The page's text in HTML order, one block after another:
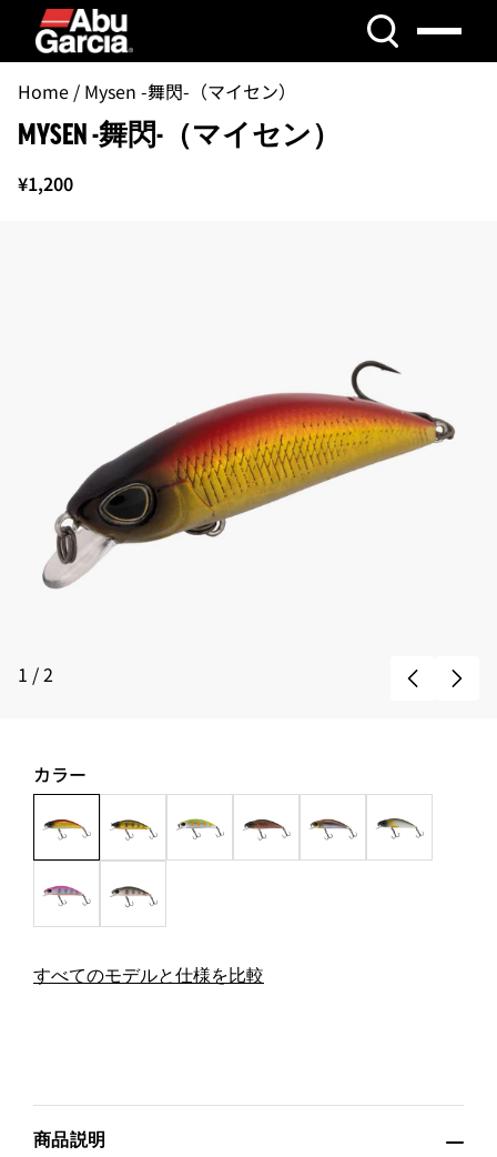
コンテンツにスキップ
Home / Mysen -舞閃-（マイセン）
MYSEN -舞閃-（マイセン）
¥1,200
1 /2
カラー
すべてのモデルと仕様を比較
商品説明